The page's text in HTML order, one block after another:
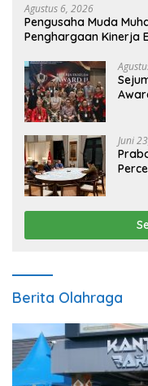
Agustus 6, 2026
Pengusaha Muda
Penghargaan Kinerja
Juni
Berita Olahraga